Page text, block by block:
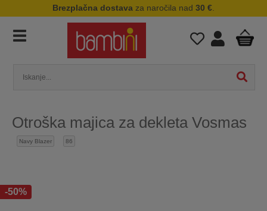
Brezplačna dostava za naročila nad 30 €
Otroška majica za dekleta Vosmas
Navy Blazer 86
-50%